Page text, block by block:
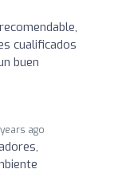
cualificados
buen
ago